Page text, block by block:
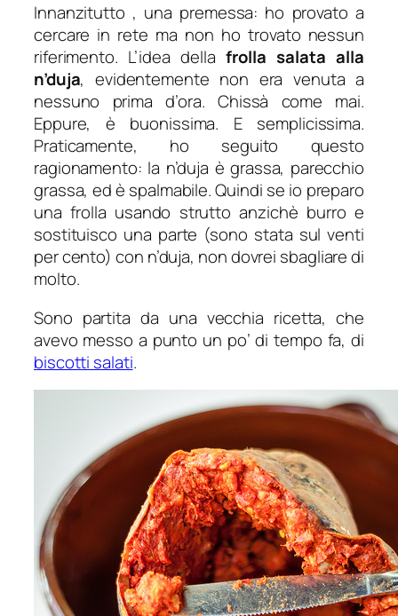
Innanzitutto , una premessa: ho provato a
cercare in rete ma non ho trovato nessun
riferimento. L’idea dellafrolla salata alla
n’duja, evidentemente non era venuta a
nessuno prima d’ora. Chissà come mai.
Eppure, è buonissima. E semplicissima.
Praticamente, ho seguito questo
ragionamento: la n’duja è grassa, parecchio
grassa, ed è spalmabile. Quindi se io preparo
una frolla usando strutto anzichè burro e
sostituisco una parte (sono stata sul venti
per cento) con n’duja, non dovrei sbagliare di
molto.
Sono partita da una vecchia ricetta, che
avevo messo a punto un po’ di tempo fa, di
biscotti salati.